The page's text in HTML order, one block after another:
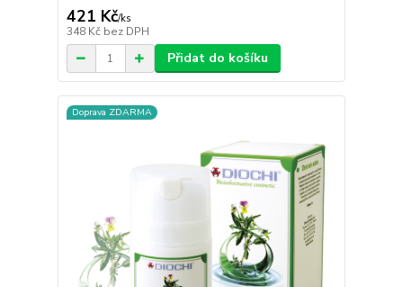
421 Kč/ks
348 Kč bez DPH
Přidat do košíku
Doprava ZDARMA